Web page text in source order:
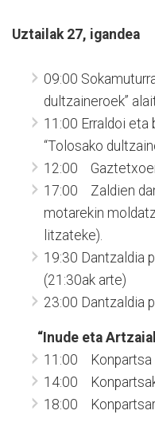
Uztailak 27, igandea
09:00
dultzaineroek”
11:00 Erraldoi eta
“Tolosako
12:00
17:00 Zaldien
motarekin
litzateke).
19:30 Dantzaldia
(21:30ak arte)
23:00 Dantzaldia
“Inude eta
11:00 Konpartsa
14:00
18:00